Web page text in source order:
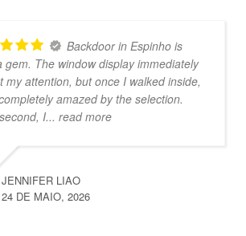
Backdoor in Espinho is
gem. The window display immediately
my attention, but once I walked inside,
amazed by the selection.
I... read more
JENNIFER LIAO
24 DE MAIO, 2026